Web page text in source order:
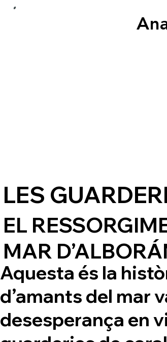
LES
EL
MAR
Aquesta és la
d’amants del mar
desesperança en